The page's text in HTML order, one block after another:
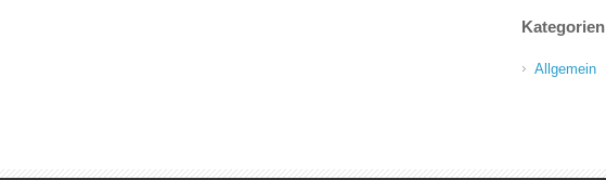
Kategorien
Allgemein